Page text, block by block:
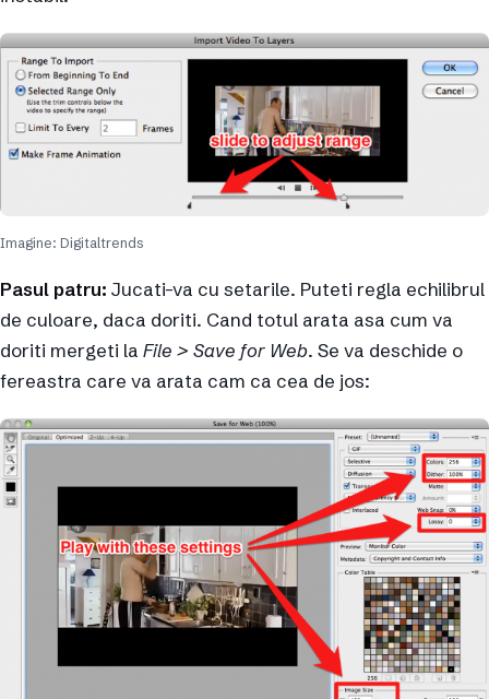
Imagine: Digitaltrends
Pasul patru: Jucati-va cu setarile. Puteti regla echilibrul
de culoare, daca doriti. Cand totul arata asa cum va
doriti mergeti la File > Save for Web. Se va deschide o
fereastra care va arata cam ca cea de jos: